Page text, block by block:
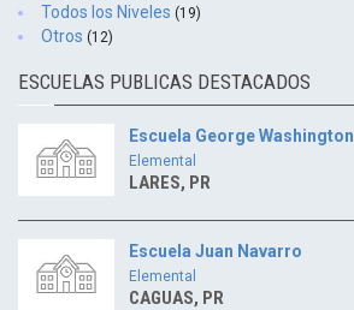
Todos los Niveles (19)
Otros (12)
ESCUELAS PUBLICAS DESTACADOS
Escuela George Washington
Elemental
LARES, PR
Escuela Juan Navarro
Elemental
CAGUAS, PR